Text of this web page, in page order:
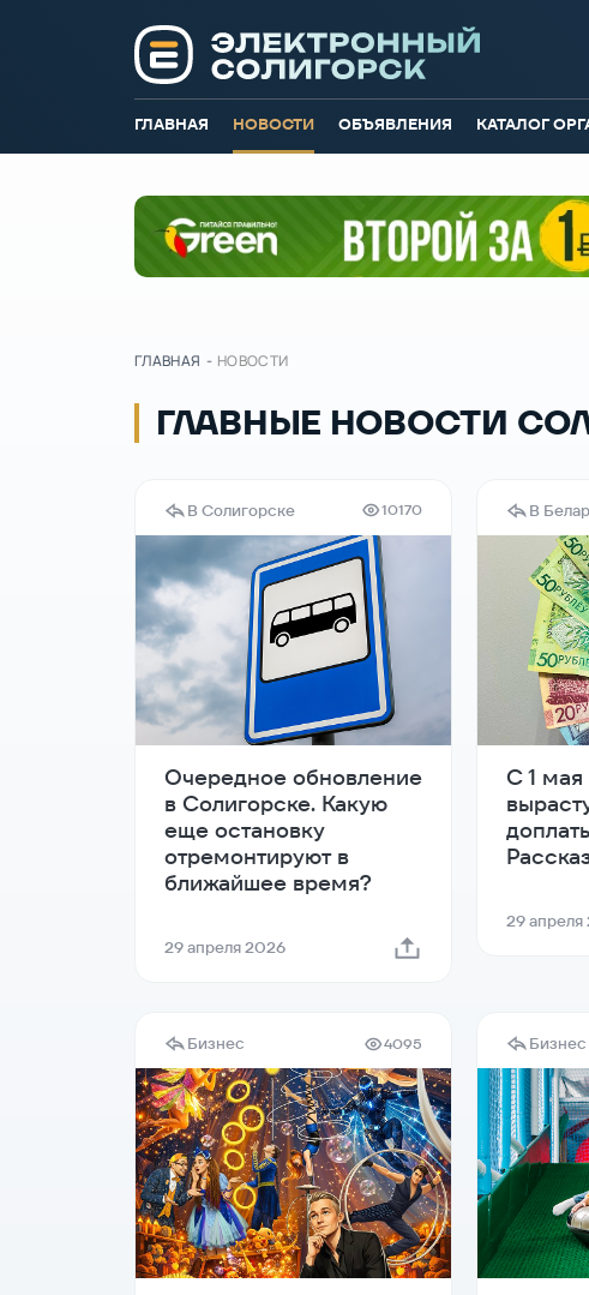
ГЛАВНАЯ НОВОСТИ ОБЪЯВЛЕНИЯ КАТАЛОГ
ГЛАВНАЯ - НОВОСТИ
ГЛАВНЫЕ НОВОСТИ
В Солигорске 10170
Очередное обновление
в Солигорске. Какую
еще остановку
отремонтируют в
ближайшее время?
29 апреля 2026
В
С 1 мая
29
Бизнес 4095 Бизнес